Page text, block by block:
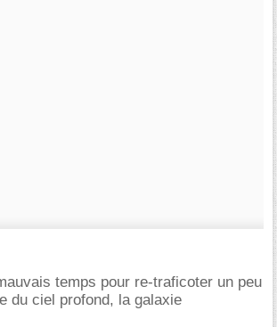
temps pour re-traficoter un peu
du ciel profond, la galaxie